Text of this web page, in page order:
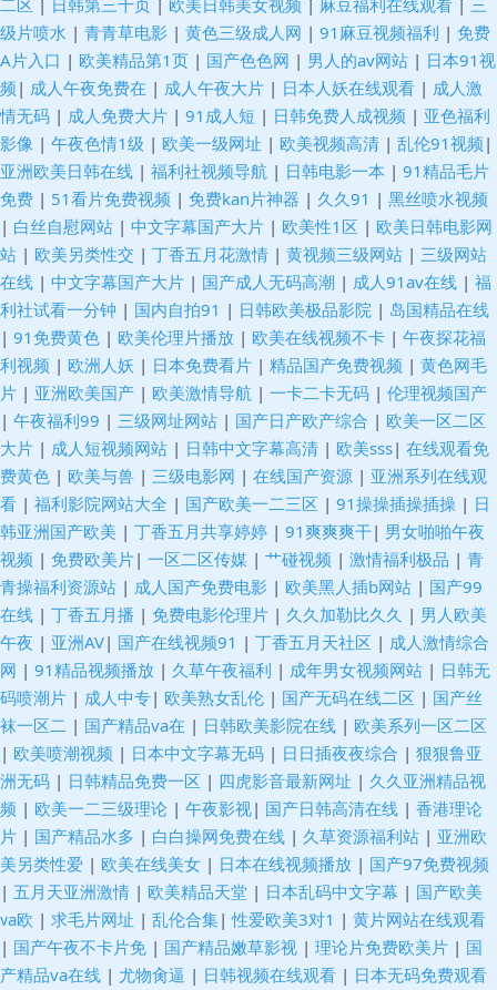
二区 | 日韩第三十页 | 欧美日韩美女视频 | 麻豆福利在线观看 | 三
级片喷水 | 青青草电影 | 黄色三级成人网 | 91麻豆视频福利 | 免费
A片入口 | 欧美精品第1页 | 国产色色网 | 男人的av网站 | 日本91视
频 | 成人午夜免费在 | 成人午夜大片 | 日本人妖在线观看 | 成人激
情无码 | 成人免费大片 | 91成人短 | 日韩免费人成视频 | 亚色福利
影像 | 午夜色情1级 | 欧美一级网址 | 欧美视频高清 | 乱伦91视频 |
亚洲欧美日韩在线 | 福利社视频导航 | 日韩电影一本 | 91精品毛片
免费 | 51看片免费视频 | 免费kan片神器 | 久久91 | 黑丝喷水视频
| 白丝自慰网站 | 中文字幕国产大片 | 欧美性1区 | 欧美日韩电影网
站 | 欧美另类性交 | 丁香五月花激情 | 黄视频三级网站 | 三级网站
在线 | 中文字幕国产大片 | 国产成人无码高潮 | 成人91av在线 | 福
利社试看一分钟 | 国内自拍91 | 日韩欧美极品影院 | 岛国精品在线
| 91免费黄色 | 欧美伦理片播放 | 欧美在线视频不卡 | 午夜探花福
利视频 | 欧洲人妖 | 日本免费看片 | 精品国产免费视频 | 黄色网毛
片 | 亚洲欧美国产 | 欧美激情导航 | 一卡二卡无码 | 伦理视频国产
| 午夜福利99 | 三级网址网站 | 国产日产欧产综合 | 欧美一区二区
大片 | 成人短视频网站 | 日韩中文字幕高清 | 欧美sss| 在线观看免
费黄色 | 欧美与兽 | 三级电影网 | 在线国产资源 | 亚洲系列在线观
看 | 福利影院网站大全 | 国产欧美一二三区 | 91操操插操插操 | 日
韩亚洲国产欧美 | 丁香五月共享婷婷 | 91爽爽爽干| 男女啪啪午夜
视频 | 免费欧美片| 一区二区传媒 | 艹碰视频 | 激情福利极品 | 青
青操福利资源站 | 成人国产免费电影 | 欧美黑人插b网站 | 国产99
在线 | 丁香五月播 | 免费电影伦理片 | 久久加勒比久久 | 男人欧美
午夜 | 亚洲AV| 国产在线视频91 | 丁香五月天社区 | 成人激情综合
网 | 91精品视频播放 | 久草午夜福利 | 成年男女视频网站 | 日韩无
码喷潮片 | 成人中专| 欧美熟女乱伦 | 国产无码在线二区 | 国产丝
袜一区二 | 国产精品va在 | 日韩欧美影院在线 | 欧美系列一区二区
| 欧美喷潮视频 | 日本中文字幕无码 | 日日插夜夜综合 | 狠狠鲁亚
洲无码 | 日韩精品免费一区 | 四虎影音最新网址 | 久久亚洲精品视
频 | 欧美一二三级理论 | 午夜影视| 国产日韩高清在线 | 香港理论
片 | 国产精品水多 | 白白操网免费在线 | 久草资源福利站 | 亚洲欧
美另类性爱 | 欧美在线美女 | 日本在线视频播放 | 国产97免费视频
| 五月天亚洲激情 | 欧美精品天堂 | 日本乱码中文字幕 | 国产欧美
ⅴa欧 | 求毛片网址 | 乱伦合集|性爱欧美3对1 | 黄片网站在线观看
| 国产午夜不卡片免 | 国产精品嫩草影视 | 理论片免费欧美片 | 国
产精品va在线 | 尤物肏逼 | 日韩视频在线观看 | 日本无码免费观看